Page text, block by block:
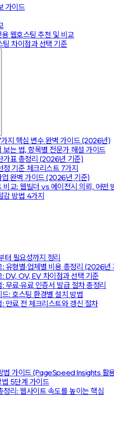
가이드
웹호스팅 추천 및 비교
차이점과 선택 기준
지 핵심 변수 완벽 가이드 (2026년)
보는 법, 항목별 전문가 해설 가이드
가표 총정리 (2026년 기준)
정 기준 체크리스트 7가지
완벽 가이드 (2026년 기준)
비교: 웹빌더 vs 에이전시 의뢰, 어떤
감 방법 4가지
터 필요성까지 정리
유형별·업체별 비용 총정리 (2026년
DV, OV, EV 차이점과 선택 기준
무료·유료 인증서 발급 절차 총정리
: 호스팅 환경별 설치 방법
만료 전 체크리스트와 갱신 절차
법 가이드 (PageSpeed Insights 활
5단계 가이드
정리: 웹사이트 속도를 높이는 핵심